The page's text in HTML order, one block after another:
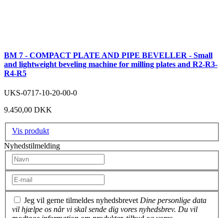
BM 7 - COMPACT PLATE AND PIPE BEVELLER - Small
and lightweight beveling machine for milling plates and R2-R3-
R4-R5
UKS-0717-10-20-00-0
9.450,00 DKK
Vis produkt
Nyhedstilmelding
Jeg vil gerne tilmeldes nyhedsbrevet Dine personlige data
vil hjælpe os når vi skal sende dig vores nyhedsbrev. Du vil